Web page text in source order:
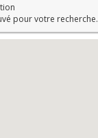
pour votre recherche.